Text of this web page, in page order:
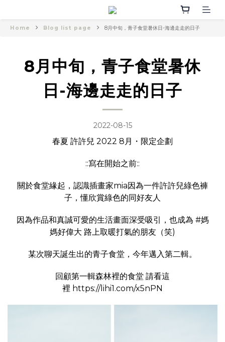
Home Blog list page 8月中旬，青子食堂暑休日-海邊走走的日子
8月中旬，青子食堂暑休
日-海邊走走的日子
2022-08-15
春夏 許許兒 2022 8月・限定企劃
::寫在開始之前::
關於食堂緣起，認識插畫家mia因為一件許許兒綠色褲
子，懂欣賞綠色的同好友人
因為作品和真誠可愛的生活畫面深受吸引，也成為 #媽
媽好偉大 路上取暖打氣的朋友（笑)
某次聊天誕生出的青子食堂，今年邁入第二輯。
回顧第一輯森林裡的食堂 請看這
裡 https://lihi1.com/x5nPN